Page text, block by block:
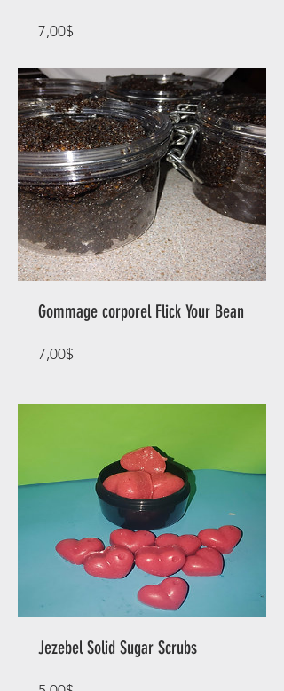
7,00$
Gommage corporel Flick Your Bean
7,00$
Jezebel Solid Sugar Scrubs